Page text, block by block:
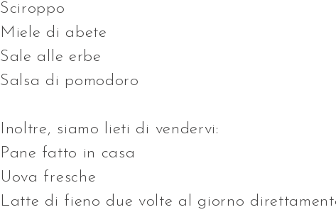
Sciroppo
Miele di abete
Sale alle erbe
Salsa di pomodoro
Inoltre, siamo lieti di vendervi:
Pane fatto in casa
Uova fresche
Latte di fieno due volte al giorno